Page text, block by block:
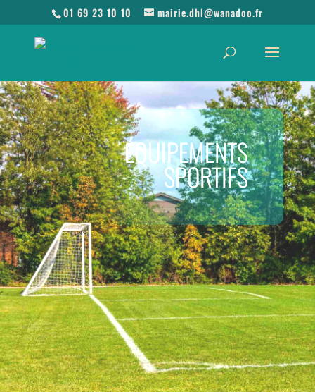
01 69 23 10 10 mairie.dhl@wanadoo.fr
ÉQUIPEMENTS
SPORTIFS